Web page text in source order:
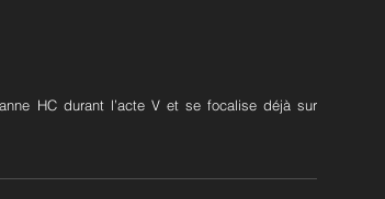
HC durant l’acte V et se focalise déjà sur